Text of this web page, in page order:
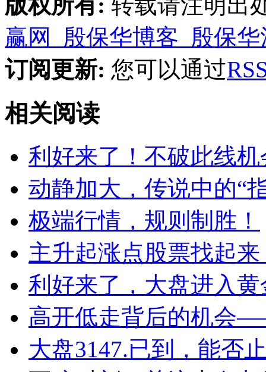
赢网_殷保华博客_殷保
订阅更新: 您可以通过
相关阅读
利好来了！不破此线机
动静加大，传说中的“
极端行情，规则制胜！
主升起涨点股票找起来
利好来了，大盘进入
高开低走背后的机会
大盘3147.已到，能否